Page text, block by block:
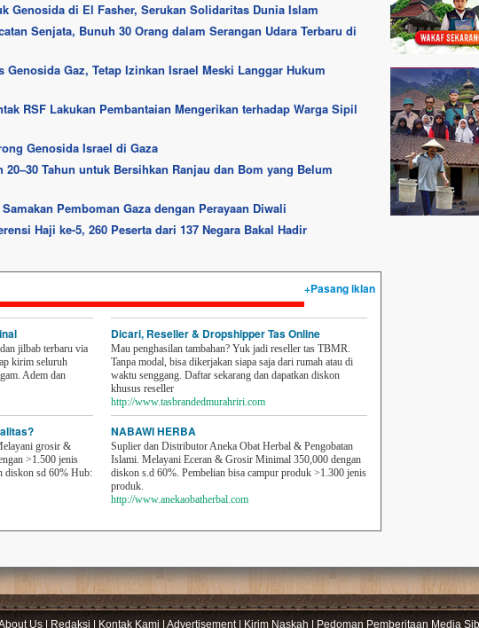
Genosida di El Fasher, Serukan Solidaritas Dunia Islam
Senjata, Bunuh 30 Orang dalam Serangan Udara Terbaru di
Genosida Gaz, Tetap Izinkan Israel Meski Langgar Hukum
RSF Lakukan Pembantaian Mengerikan terhadap Warga Sipil
Genosida Israel di Gaza
Tahun untuk Bersihkan Ranjau dan Bom yang Belum
Pemboman Gaza dengan Perayaan Diwali
Haji ke-5, 260 Peserta dari 137 Negara Bakal Hadir
+Pasang iklan
jilbab terbaru via
kirim seluruh
Adem dan
grosir &
>1.500 jenis
diskon sd 60% Hub:
Dicari, Reseller & Dropshipper Tas Online
Mau penghasilan tambahan? Yuk jadi reseller tas TBMR.
Tanpa modal, bisa dikerjakan siapa saja dari rumah atau di
waktu senggang. Daftar sekarang dan dapatkan diskon
khusus reseller
http://www.tasbrandedmurahriri.com
NABAWI HERBA
Suplier dan Distributor Aneka Obat Herbal & Pengobatan
Islami. Melayani Eceran & Grosir Minimal 350,000 dengan
diskon s.d 60%. Pembelian bisa campur produk >1.300 jenis
produk.
http://www.anekaobatherbal.com
Us Redaksi Kontak Kami Advertisement| Kirim Naskah Pedoman Pemberitaan Media